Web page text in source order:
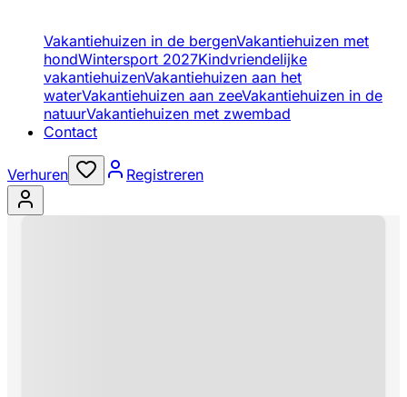
Vakantiehuizen in de bergenVakantiehuizen met
hondWintersport 2027Kindvriendelijke
vakantiehuizenVakantiehuizen aan het
waterVakantiehuizen aan zeeVakantiehuizen in de
natuurVakantiehuizen met zwembad
Contact
Verhuren Registreren